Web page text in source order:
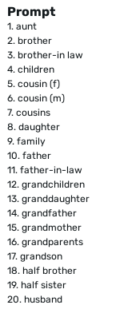
Prompt
1. aunt
2. brother
3. brother-in law
4. children
5. cousin (f)
6. cousin (m)
7. cousins
8. daughter
9. family
10. father
11. father-in-law
12. grandchildren
13. granddaughter
14. grandfather
15. grandmother
16. grandparents
17. grandson
18. half brother
19. half sister
20. husband